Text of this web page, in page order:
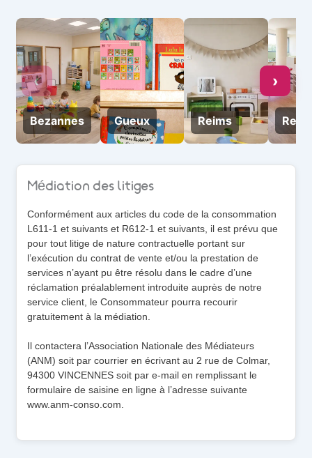
‹ ›
Bezannes Gueux Reims
Médiation des litiges
Conformément aux articles du code de la consommation
L611-1 et suivants et R612-1 et suivants, il est prévu que
pour tout litige de nature contractuelle portant sur
l’exécution du contrat de vente et/ou la prestation de
services n’ayant pu être résolu dans le cadre d’une
réclamation préalablement introduite auprès de notre
service client, le Consommateur pourra recourir
gratuitement à la médiation.
Il contactera l’Association Nationale des Médiateurs
(ANM) soit par courrier en écrivant au 2 rue de Colmar,
94300 VINCENNES soit par e-mail en remplissant le
formulaire de saisine en ligne à l’adresse suivante
www.anm-conso.com.